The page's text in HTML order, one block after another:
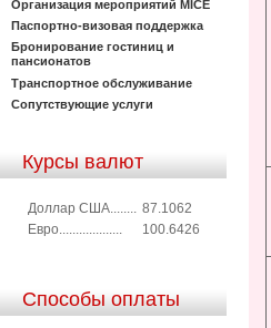
Организация мероприятий MICE
Паспортно-визовая поддержка
Бронирование гостиниц и
пансионатов
Транспортное обслуживание
Сопутствующие услуги
Курсы валют
Доллар США........ 87.1062
Евро...................
100.6426
Способы оплаты